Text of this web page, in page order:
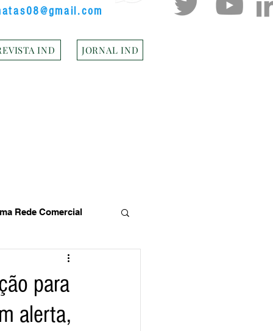
IND JORNAL IND
Rede Comercial
Empresa Brasileira
Transportes
para
alerta,